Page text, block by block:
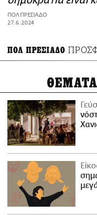
ΑΜΠΑ
PRINT
ΠOΛ ΠΡΕΣΙΑΔΟ
27.6.2024
ΠΟΛ ΠΡΕΣΙΑΔΟ
ΘΕΜΑΤΑ